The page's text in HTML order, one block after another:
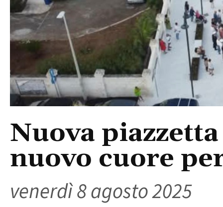
Nuova
nuovo cuore
venerdì 8 agosto 2025